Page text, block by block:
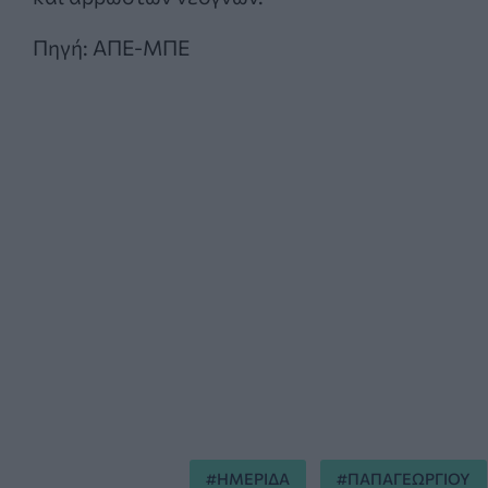
Πηγή: ΑΠΕ-ΜΠΕ
ΗΜΕΡΙΔΑ ΠΑΠΑΓΕΩΡΓΙΟΥ